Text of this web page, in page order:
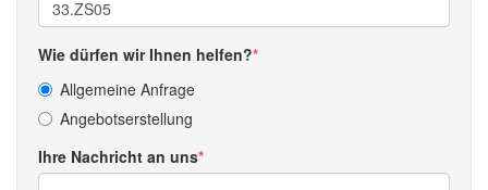
Wie dürfen wir Ihnen helfen?
Allgemeine Anfrage
Angebotserstellung
Ihre Nachricht an uns